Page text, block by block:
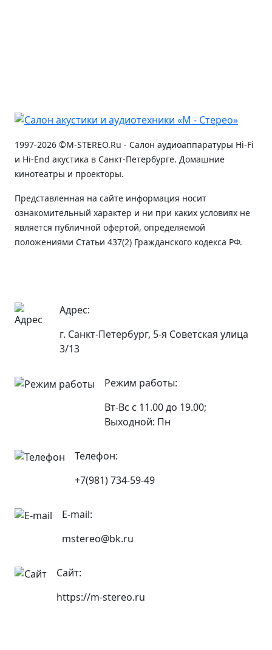
1997-2026 ©M-STEREO.Ru - Салон аудиоаппаратуры Hi-Fi
и Hi-End акустика в Санкт-Петербурге. Домашние
кинотеатры и проекторы.
Представленная на сайте информация носит
ознакомительный характер и ни при каких условиях не
является публичной офертой, определяемой
положениями Статьи 437(2) Гражданского кодекса РФ.
Адрес:
г. Санкт-Петербург, 5-я Советская улица
3/13
Режим работы:
Вт-Вс с 11.00 до 19.00;
Выходной: Пн
Телефон:
+7(981) 734-59-49
E-mail:
mstereo@bk.ru
Сайт:
https://m-stereo.ru